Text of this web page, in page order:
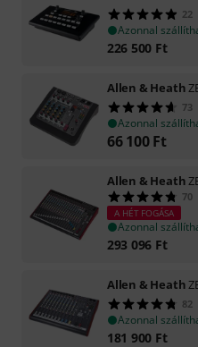
22
Azonnal
226 500 Ft
Allen & Heath
73
Azonnal
66 100 Ft
Allen & Heath
70
A HÉT FOGÁSA
Azonnal
293 096 Ft
Allen & Heath
82
Azonnal
181 900 Ft